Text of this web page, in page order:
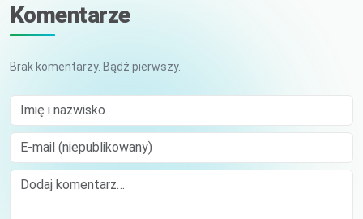
Komentarze
Brak komentarzy. Bądź pierwszy.
Imię i nazwisko
E-mail (niepublikowany)
Comment